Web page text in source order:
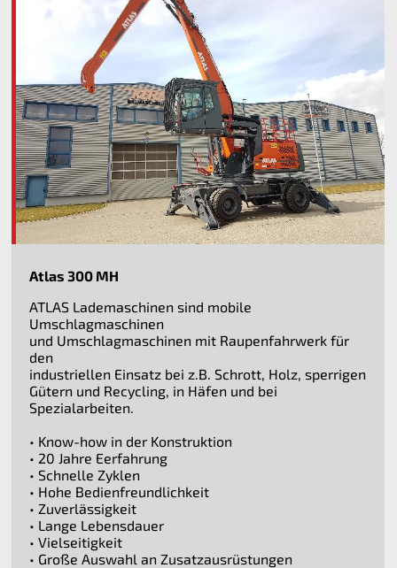
Atlas 300 MH
ATLAS Lademaschinen sind mobile
Umschlagmaschinen
und Umschlagmaschinen mit Raupenfahrwerk für
den
industriellen Einsatz bei z.B. Schrott, Holz, sperrigen
Gütern und Recycling, in Häfen und bei
Spezialarbeiten.
• Know-how in der Konstruktion
• 20 Jahre Eerfahrung
• Schnelle Zyklen
• Hohe Bedienfreundlichkeit
• Zuverlässigkeit
• Lange Lebensdauer
• Vielseitigkeit
• Große Auswahl an Zusatzausrüstungen